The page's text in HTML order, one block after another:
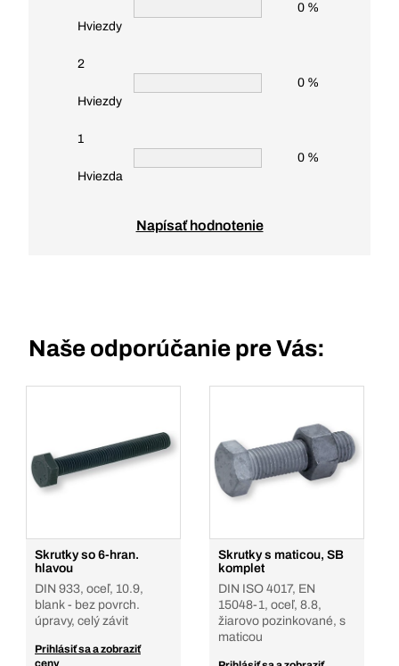
Hviezdy
0 %
2
Hviezdy
0 %
1
Hviezda
0 %
Napísať hodnotenie
Naše odporúčanie pre Vás:
Skrutky so 6-hran.
hlavou
DIN 933, oceľ, 10.9,
blank - bez povrch.
úpravy, celý závit
Prihlásiť sa a zobraziť
ceny
Skrutky s maticou, SB
komplet
DIN ISO 4017, EN
15048-1, oceľ, 8.8,
žiarovo pozinkované, s
maticou